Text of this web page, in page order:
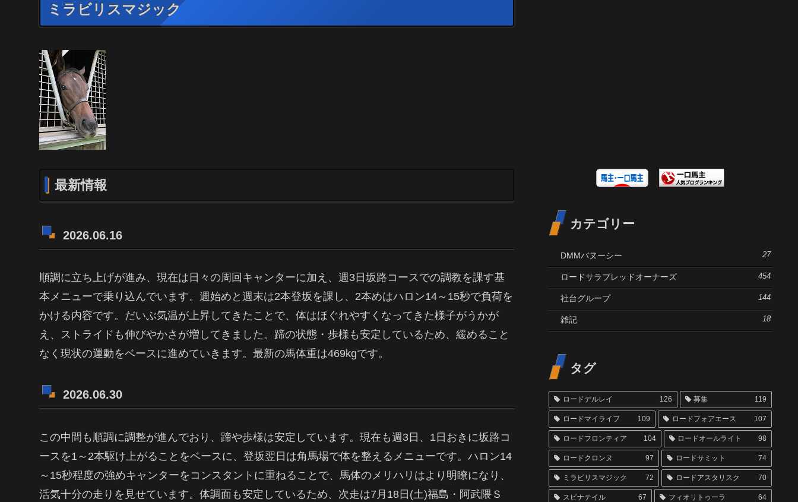
ミラビリスマジック
最新情報
2026.06.16
順調に立ち上げが進み、現在は日々の周回キャンターに加え、週3日坂路コースでの調教を課す基
本メニューで乗り込んでいます。週始めと週末は2本登坂を課し、2本めはハロン14～15秒で負荷を
かける内容です。だいぶ気温が上昇してきたことで、体はほぐれやすくなってきた様子がうかが
え、ストライドも伸びやかさが増してきました。蹄の状態・歩様も安定しているため、緩めること
なく現状の運動をベースに進めていきます。最新の馬体重は469kgです。
2026.06.30
この中間も順調に調整が進んでおり、蹄や歩様は安定しています。現在も週3日、1日おきに坂路コ
ースを1～2本駆け上がることをベースに、登坂翌日は角馬場で体を整えるメニューです。ハロン14
～15秒程度の強めキャンターをコンスタントに重ねることで、馬体のメリハリはより明瞭になり、
活気十分の走りを見せています。体調面も安定しているため、次走は7月18日(土)福島・阿武隈Ｓ
カテゴリー
DMMバヌーシー 27
ロードサラブレッドオーナーズ 454
社台グループ 144
雑記 18
タグ
ロードデルレイ 126 募集 119
ロードマイライフ 109 ロードフォアエース 107
ロードフロンティア 104 ロードオールライト 98
ロードクロンヌ 97 ロードサミット 74
ミラビリスマジック 72 ロードアスタリスク 70
スピナテイル 67 フィオリトゥーラ 64